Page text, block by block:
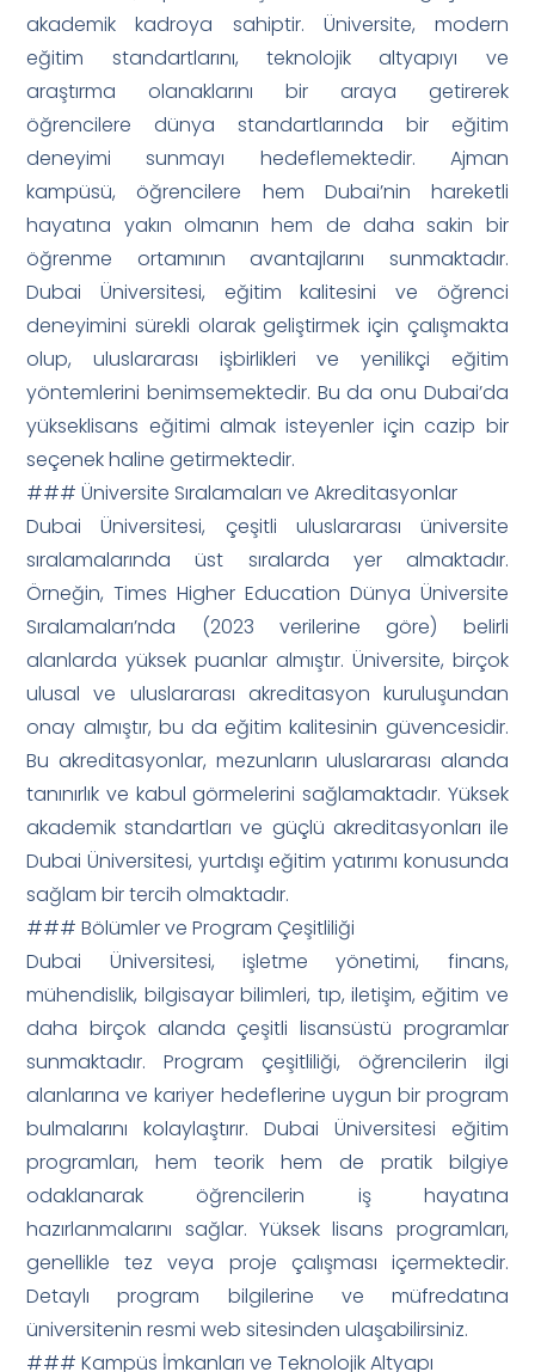
akademik kadroya sahiptir. Üniversite, modern
eğitim standartlarını, teknolojik altyapıyı ve
araştırma olanaklarını bir araya getirerek
öğrencilere dünya standartlarında bir eğitim
deneyimi sunmayı hedeflemektedir. Ajman
kampüsü, öğrencilere hem Dubai’nin hareketli
hayatına yakın olmanın hem de daha sakin bir
öğrenme ortamının avantajlarını sunmaktadır.
Dubai Üniversitesi, eğitim kalitesini ve öğrenci
deneyimini sürekli olarak geliştirmek için çalışmakta
olup, uluslararası işbirlikleri ve yenilikçi eğitim
yöntemlerini benimsemektedir. Bu da onu Dubai’da
yükseklisans eğitimi almak isteyenler için cazip bir
seçenek haline getirmektedir.
### Üniversite Sıralamaları ve Akreditasyonlar
Dubai Üniversitesi, çeşitli uluslararası üniversite
sıralamalarında üst sıralarda yer almaktadır.
Örneğin, Times Higher Education Dünya Üniversite
Sıralamaları’nda (2023 verilerine göre) belirli
alanlarda yüksek puanlar almıştır. Üniversite, birçok
ulusal ve uluslararası akreditasyon kuruluşundan
onay almıştır, bu da eğitim kalitesinin güvencesidir.
Bu akreditasyonlar, mezunların uluslararası alanda
tanınırlık ve kabul görmelerini sağlamaktadır. Yüksek
akademik standartları ve güçlü akreditasyonları ile
Dubai Üniversitesi, yurtdışı eğitim yatırımı konusunda
sağlam bir tercih olmaktadır.
### Bölümler ve Program Çeşitliliği
Dubai Üniversitesi, işletme yönetimi, finans,
mühendislik, bilgisayar bilimleri, tıp, iletişim, eğitim ve
daha birçok alanda çeşitli lisansüstü programlar
sunmaktadır. Program çeşitliliği, öğrencilerin ilgi
alanlarına ve kariyer hedeflerine uygun bir program
bulmalarını kolaylaştırır. Dubai Üniversitesi eğitim
programları, hem teorik hem de pratik bilgiye
odaklanarak öğrencilerin iş hayatına
hazırlanmalarını sağlar. Yüksek lisans programları,
genellikle tez veya proje çalışması içermektedir.
Detaylı program bilgilerine ve müfredatına
üniversitenin resmi web sitesinden ulaşabilirsiniz.
### Kampüs İmkanları ve Teknolojik Altyapı